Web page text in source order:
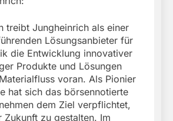
treibt Jungheinrich als einer
Lösungsanbieter für
die Entwicklung innovativer
Produkte und Lösungen
voran. Als Pionier
hat sich das börsennotierte
dem Ziel verpflichtet,
Zukunft zu gestalten. Im